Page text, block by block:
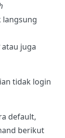
langsung
atau juga
tidak login
default,
berikut